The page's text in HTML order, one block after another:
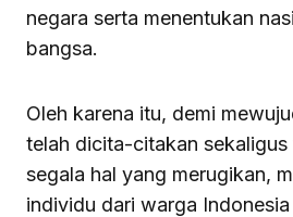
negara serta menentukan
bangsa.
Oleh karena itu, demi
telah dicita-citakan sekaligus
segala hal yang merugikan,
individu dari warga